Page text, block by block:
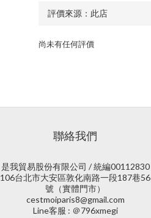
尚未有任何評價
聯絡我們
是我貿易股份有限公司 / 統編00112830
106台北市大安區敦化南路一段187巷56
號（實體門市）
cestmoiparis8@gmail.com
Line客服 : ＠796xmegi